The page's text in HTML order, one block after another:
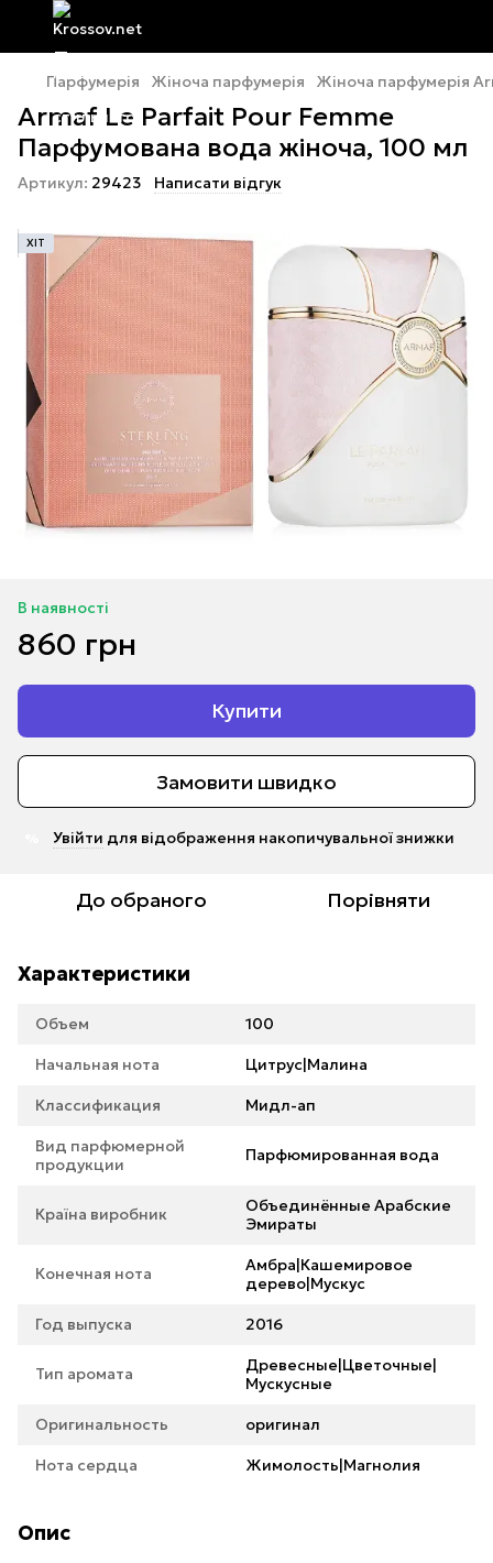
Парфумерія Жіноча парфумерія Жіноча парфумерія
Armaf Le Parfait Pour Femme
Парфумована вода жіноча, 100 мл
Артикул: 29423 Написати відгук
ХІТ
В наявності
860 грн
Купити
Замовити швидко
Увійти для відображення накопичувальної знижки
До обраного Порівняти
Характеристики
Объем 100
Начальная нота Цитрус|Малина
Классификация Мидл-ап
Вид парфюмерной
продукции
Парфюмированная вода
Країна виробник
Объединённые Арабские
Эмираты
Конечная нота
Амбра|Кашемировое
дерево|Мускус
Год выпуска 2016
Тип аромата
Древесные|Цветочные|
Мускусные
Оригинальность оригинал
Нота сердца Жимолость|Магнолия
Опис